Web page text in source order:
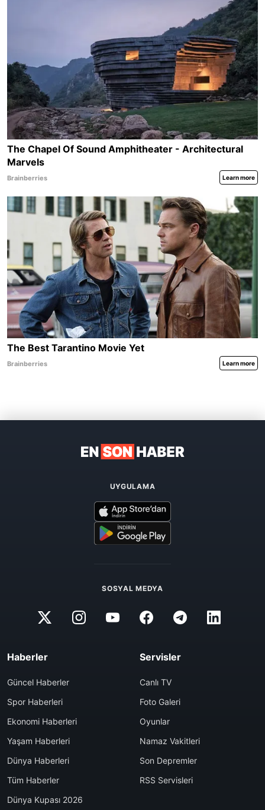
UYGULAMA
SOSYAL MEDYA
Haberler
Güncel Haberler
Spor Haberleri
Ekonomi Haberleri
Yaşam Haberleri
Dünya Haberleri
Tüm Haberler
Dünya Kupası 2026
Servisler
Canlı TV
Foto Galeri
Oyunlar
Namaz Vakitleri
Son Depremler
RSS Servisleri